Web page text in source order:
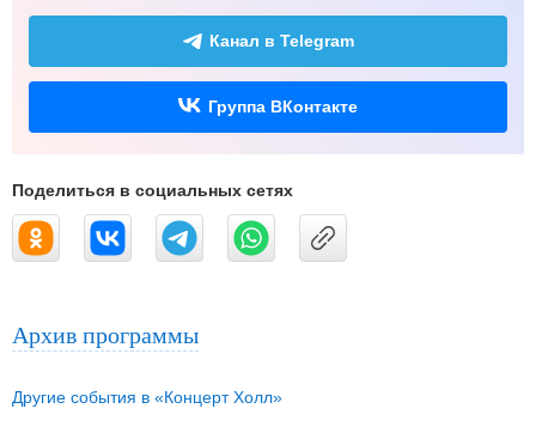
Канал в Telegram
Группа ВКонтакте
Поделиться в социальных сетях
Архив программы
Другие события в «Концерт Холл»